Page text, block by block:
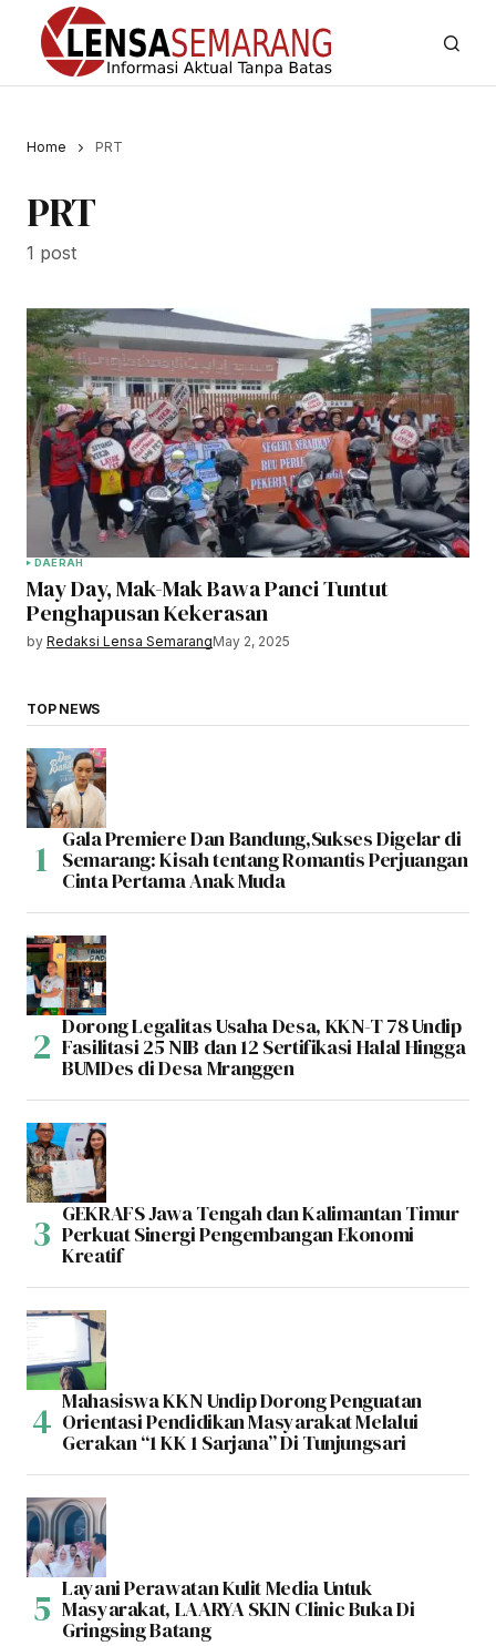
Home PRT
PRT
1 post
DAERAH
May Day, Mak-Mak Bawa Panci Tuntut
Penghapusan Kekerasan
by Redaksi Lensa SemarangMay 2, 2025
TOP NEWS
Gala Premiere Dan Bandung,Sukses Digelar di
Semarang: Kisah tentang Romantis Perjuangan
Cinta Pertama Anak Muda
Dorong Legalitas Usaha Desa, KKN-T 78 Undip
Fasilitasi 25 NIB dan 12 Sertifikasi Halal Hingga
BUMDes di Desa Mranggen
GEKRAFS Jawa Tengah dan Kalimantan Timur
Perkuat Sinergi Pengembangan Ekonomi
Kreatif
Mahasiswa KKN Undip Dorong Penguatan
Orientasi Pendidikan Masyarakat Melalui
Gerakan “1 KK 1 Sarjana” Di Tunjungsari
Layani Perawatan Kulit Media Untuk
Masyarakat, LAARYA SKIN Clinic Buka Di
Gringsing Batang